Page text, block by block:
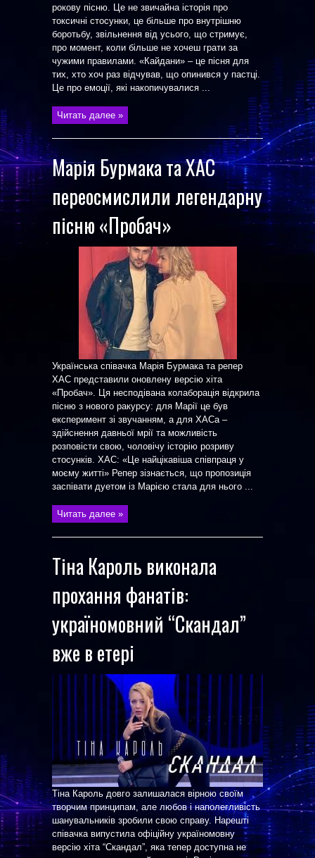
рокову пісню. Це не звичайна історія про
токсичні стосунки, це більше про внутрішню
боротьбу, звільнення від усього, що стримує,
про момент, коли більше не хочеш грати за
чужими правилами. «Кайдани» – це пісня для
тих, хто хоч раз відчував, що опинився у пастці.
Це про емоції, які накопичувалися ...
Читать далее »
Марія Бурмака та ХАС
переосмислили легендарну
пісню «Пробач»
Українська співачка Марія Бурмака та репер
ХАС представили оновлену версію хіта
«Пробач». Ця несподівана колаборація відкрила
пісню з нового ракурсу: для Марії це був
експеримент зі звучанням, а для ХАСа –
здійснення давньої мрії та можливість
розповісти свою, чоловічу історію розриву
стосунків. ХАС: «Це найцікавіша співпраця у
моєму житті» Репер зізнається, що пропозиція
заспівати дуетом із Марією стала для нього ...
Читать далее »
Тіна Кароль виконала
прохання фанатів:
україномовний “Скандал”
вже в етері
Тіна Кароль довго залишалася вірною своїм
творчим принципам, але любов і наполегливість
шанувальників зробили свою справу. Нарешті
співачка випустила офіційну україномовну
версію хіта “Скандал”, яка тепер доступна не